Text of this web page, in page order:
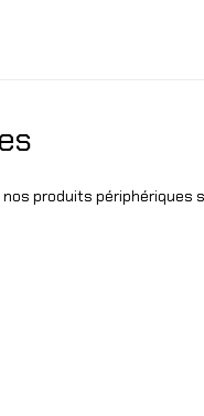
produits périphériques